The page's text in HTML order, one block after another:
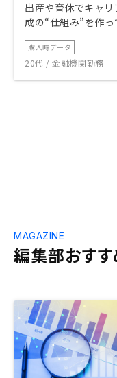
出産や育休でキャ
成の“仕組み”を作っ
購入時データ
20代 / 金融機関勤務
編集部おす
MAGAZINE